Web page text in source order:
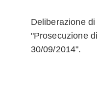
Deliberazione
"Prosecuzione
30/09/2014".